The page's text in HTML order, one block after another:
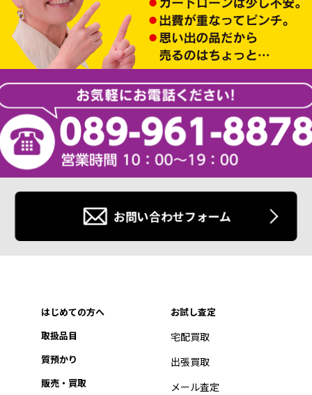
お問い合わせフォーム
はじめての方へ
取扱品目
質預かり
販売・買取
お試し査定
宅配買取
出張買取
メール査定